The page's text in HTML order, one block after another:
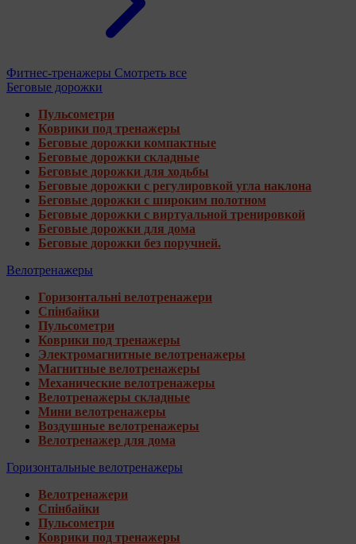
Фитнес-тренажеры Смотреть все
Беговые дорожки
Пульсометри
Коврики под тренажеры
Беговые дорожки компактные
Беговые дорожки складные
Беговые дорожки для ходьбы
Беговые дорожки с регулировкой угла наклона
Беговые дорожки с широким полотном
Беговые дорожки с виртуальной тренировкой
Беговые дорожки для дома
Беговые дорожки без поручней.
Велотренажеры
Горизонтальні велотренажери
Спінбайки
Пульсометри
Коврики под тренажеры
Электромагнитные велотренажеры
Магнитные велотренажеры
Механические велотренажеры
Велотренажеры складные
Мини велотренажеры
Воздушные велотренажеры
Велотренажер для дома
Горизонтальные велотренажеры
Велотренажери
Спінбайки
Пульсометри
Коврики под тренажеры